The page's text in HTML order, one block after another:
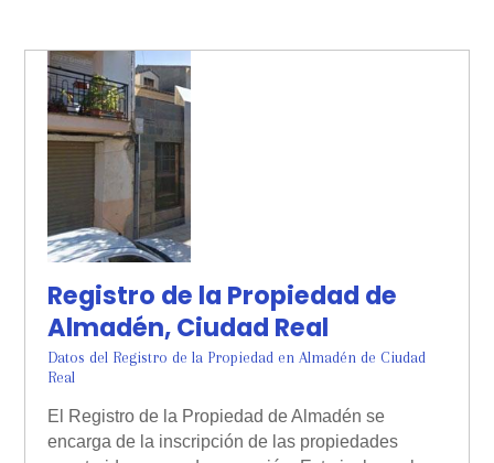
Registro de la Propiedad de
Almadén, Ciudad Real
Datos del Registro de la Propiedad en Almadén de Ciudad
Real
El Registro de la Propiedad de Almadén se
encarga de la inscripción de las propiedades